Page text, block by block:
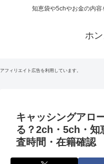
知恵袋や5chやお金の内容
ホ
アフィリエイト広告を利用しています。
キャッシングアロ
る？2ch・5ch・知
査時間・在籍確認